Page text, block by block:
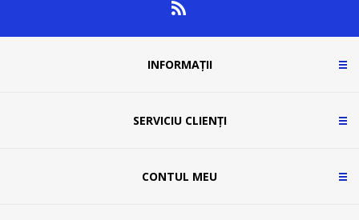
INFORMAȚII
SERVICIU CLIENȚI
CONTUL MEU